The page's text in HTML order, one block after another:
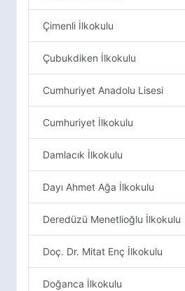
Çimenli İlkokulu
Çubukdiken İlkokulu
Cumhuriyet Anadolu Lisesi
Cumhuriyet İlkokulu
Damlacık İlkokulu
Dayı Ahmet Ağa İlkokulu
Deredüzü Menetlioğlu İlkokulu
Doç. Dr. Mitat Enç İlkokulu
Doğanca İlkokulu